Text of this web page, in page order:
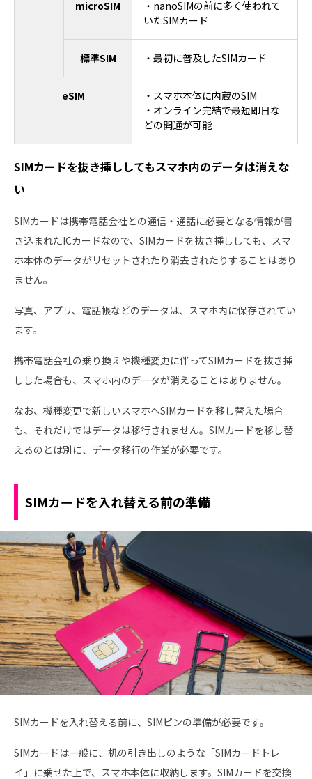
microSIM
・nanoSIMの前に多く使われて
いたSIMカード
標準SIM ・最初に普及したSIMカード
eSIM
・スマホ本体に内蔵のSIM
・オンライン完結で最短即日な
どの開通が可能
SIMカードを抜き挿ししてもスマホ内のデータは消えな
い
SIMカードは携帯電話会社との通信・通話に必要となる情報が書
き込まれたICカードなので、SIMカードを抜き挿ししても、スマ
ホ本体のデータがリセットされたり消去されたりすることはあり
ません。
写真、アプリ、電話帳などのデータは、スマホ内に保存されてい
ます。
携帯電話会社の乗り換えや機種変更に伴ってSIMカードを抜き挿
しした場合も、スマホ内のデータが消えることはありません。
なお、機種変更で新しいスマホへSIMカードを移し替えた場合
も、それだけではデータは移行されません。SIMカードを移し替
えるのとは別に、データ移行の作業が必要です。
SIMカードを入れ替える前の準備
SIMカードを入れ替える前に、SIMピンの準備が必要です。
SIMカードは一般に、机の引き出しのような「SIMカードトレ
イ」に乗せた上で、スマホ本体に収納します。SIMカードを交換